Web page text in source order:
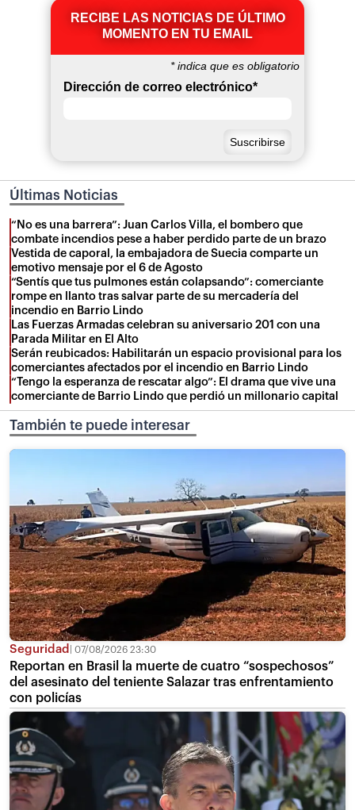
RECIBE LAS NOTICIAS DE ÚLTIMO
MOMENTO EN TU EMAIL
*indica que es obligatorio
Dirección de correo electrónico*
Últimas Noticias
“No es una barrera”: Juan Carlos Villa, el bombero que
combate incendios pese a haber perdido parte de un brazo
Vestida de caporal, la embajadora de Suecia comparte un
emotivo mensaje por el 6 de Agosto
“Sentís que tus pulmones están colapsando”: comerciante
rompe en llanto tras salvar parte de su mercadería del
incendio en Barrio Lindo
Las Fuerzas Armadas celebran su aniversario 201 con una
Parada Militar en El Alto
Serán reubicados: Habilitarán un espacio provisional para los
comerciantes afectados por el incendio en Barrio Lindo
“Tengo la esperanza de rescatar algo”: El drama que vive una
comerciante de Barrio Lindo que perdió un millonario capital
También te puede interesar
Seguridad 07/08/2026 23:30
Reportan en Brasil la muerte de cuatro “sospechosos”
del asesinato del teniente Salazar tras enfrentamiento
con policías